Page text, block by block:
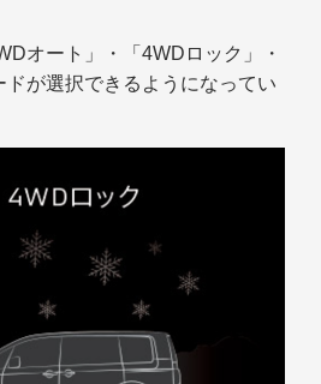
オート」・「4WDロック」・
ドが選択できるようになってい